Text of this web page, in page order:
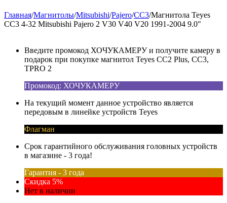
Главная/Магнитолы/Mitsubishi/Pajero/CC3/Магнитола Teyes
CC3 4-32 Mitsubishi Pajero 2 V30 V40 V20 1991-2004 9.0"
Введите промокод ХОЧУКАМЕРУ и получите камеру в
подарок при покупке магнитол Teyes CC2 Plus, CC3,
TPRO 2
Промокод: ХОЧУКАМЕРУ
На текущий момент данное устройство является
передовым в линейке устройств Teyes
Флагман
Срок гарантийного обслуживания головных устройств
в магазине - 3 года!
Гарантия - 3 года
Скидка 5%
Нет в наличии